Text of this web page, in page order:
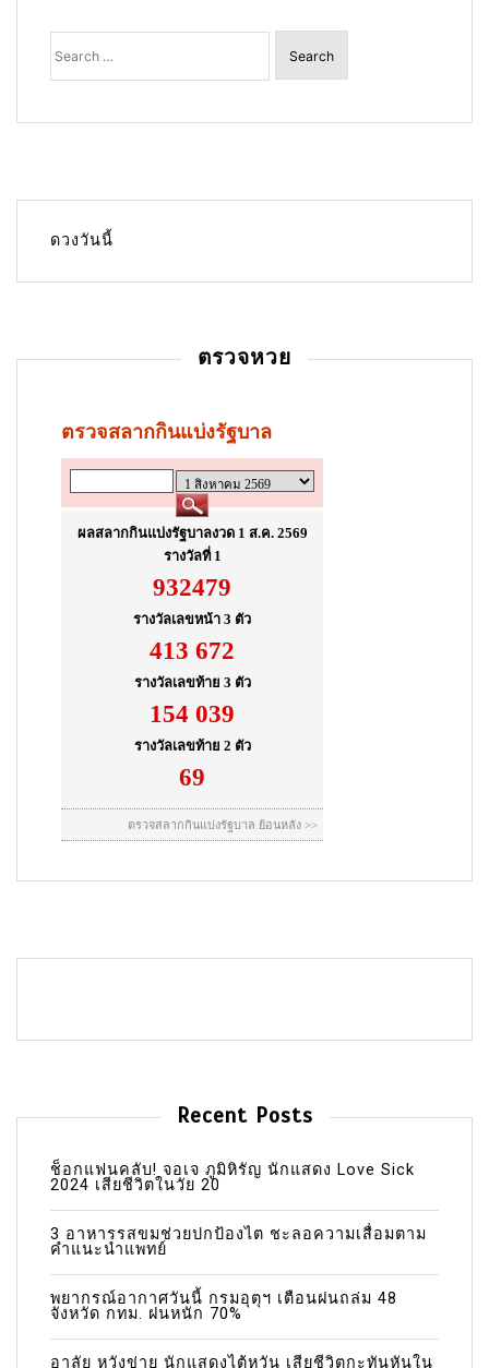
Search
for:
ดวงวันนี้
ตรวจหวย
Recent Posts
ช็อกแฟนคลับ! จอเจ ภูมิหิรัญ นักแสดง Love Sick
2024 เสียชีวิตในวัย 20
3 อาหารรสขมช่วยปกป้องไต ชะลอความเสื่อมตาม
คำแนะนำแพทย์
พยากรณ์อากาศวันนี้ กรมอุตุฯ เตือนฝนถล่ม 48
จังหวัด กทม. ฝนหนัก 70%
อาลัย หวังข่าย นักแสดงไต้หวัน เสียชีวิตกะทันหันใน